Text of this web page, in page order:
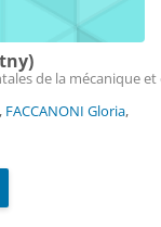
de la mécanique
, FACCANONI Gloria,